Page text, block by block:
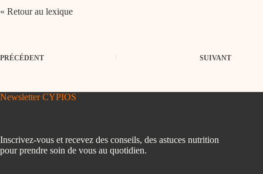
« Retour au lexique
PRÉCÉDENT SUIVANT
Newsletter CYPIOS
Inscrivez-vous et recevez des conseils, des astuces nutrition
pour prendre soin de vous au quotidien.